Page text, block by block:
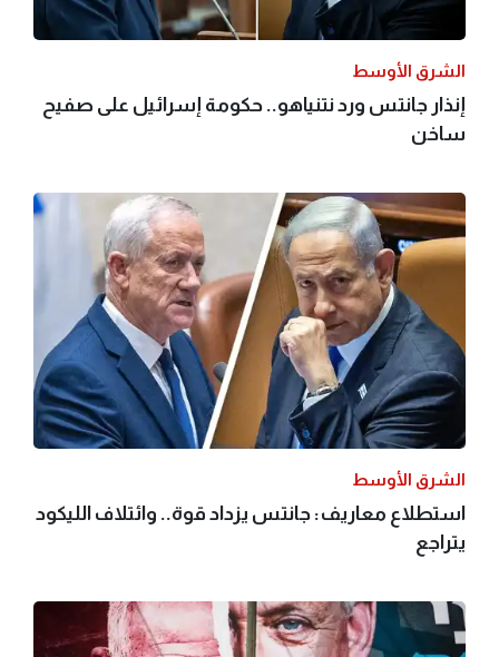
الشرق الأوسط
إنذار جانتس ورد نتنياهو.. حكومة إسرائيل على صفيح
ساخن
الشرق الأوسط
استطلاع معاريف: جانتس يزداد قوة.. وائتلاف الليكود
يتراجع